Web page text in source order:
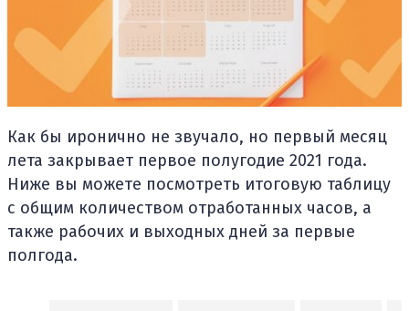
Как бы иронично не звучало, но первый месяц
лета закрывает первое полугодие 2021 года.
Ниже вы можете посмотреть итоговую таблицу
с общим количеством отработанных часов, а
также рабочих и выходных дней за первые
полгода.